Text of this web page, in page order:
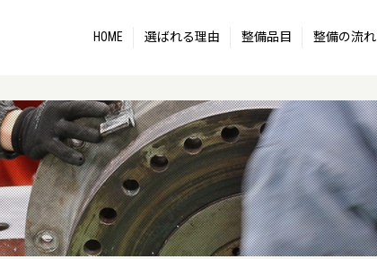
HOME 選ばれる理由 整備品目 整備の流れ